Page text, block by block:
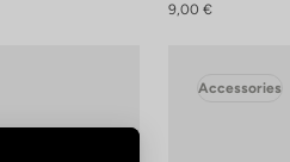
9,00 €
Accessories